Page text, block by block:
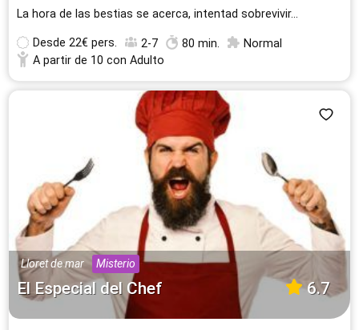
La hora de las bestias se acerca, intentad sobrevivir...
Desde 22€ pers. 2-7 80 min.
Normal
A partir de 10 con Adulto
Lloret de mar Misterio
El Especial del Chef 6.7